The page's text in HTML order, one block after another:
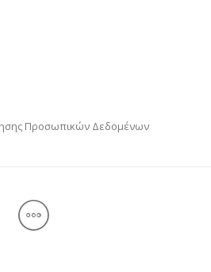
Προσωπικών Δεδομένων